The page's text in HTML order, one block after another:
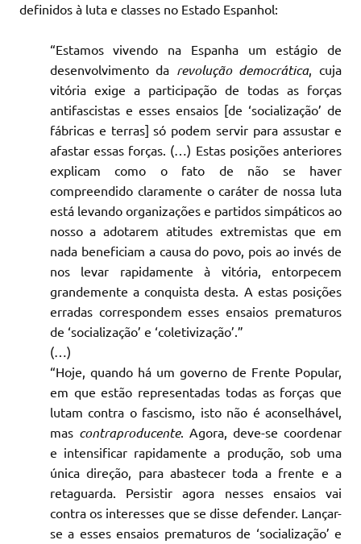
definidos à luta e classes no Estado Espanhol:
“Estamos vivendo na Espanha um estágio de
desenvolvimento da revolução democrática, cuja
vitória exige a participação de todas as forças
antifascistas e esses ensaios [de ‘socialização’ de
fábricas e terras] só podem servir para assustar e
afastar essas forças. (…) Estas posições anteriores
explicam como o fato de não se haver
compreendido claramente o caráter de nossa luta
está levando organizações e partidos simpáticos ao
nosso a adotarem atitudes extremistas que em
nada beneficiam a causa do povo, pois ao invés de
nos levar rapidamente à vitória, entorpecem
grandemente a conquista desta. A estas posições
erradas correspondem esses ensaios prematuros
de ‘socialização’ e ‘coletivização’.”
(…)
“Hoje, quando há um governo de Frente Popular,
em que estão representadas todas as forças que
lutam contra o fascismo, isto não é aconselhável,
mas contraproducente. Agora, deve-se coordenar
e intensificar rapidamente a produção, sob uma
única direção, para abastecer toda a frente e a
retaguarda. Persistir agora nesses ensaios vai
contra os interesses que se disse defender. Lançar-
se a esses ensaios prematuros de ‘socialização’ e